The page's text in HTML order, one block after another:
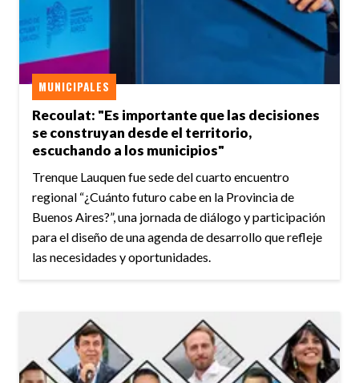
Recoulat: "Es importante que las decisiones
se construyan desde el territorio,
escuchando a los municipios"
MUNICIPALES
Trenque Lauquen fue sede del cuarto encuentro
regional “¿Cuánto futuro cabe en la Provincia de
Buenos Aires?”, una jornada de diálogo y participación
para el diseño de una agenda de desarrollo que refleje
las necesidades y oportunidades.